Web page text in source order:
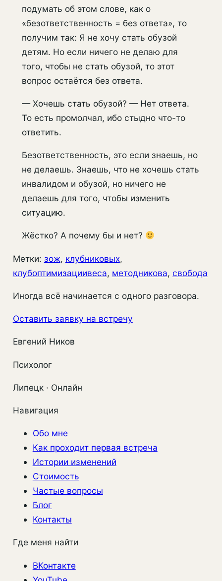
подумать об этом слове, как о
«безответственность = без ответа», то
получим так: Я не хочу стать обузой
детям. Но если ничего не делаю для
того, чтобы не стать обузой, то этот
вопрос остаётся без ответа.
— Хочешь стать обузой? — Нет ответа.
То есть промолчал, ибо стыдно что-то
ответить.
Безответственность, это если знаешь, но
не делаешь. Знаешь, что не хочешь стать
инвалидом и обузой, но ничего не
делаешь для того, чтобы изменить
ситуацию.
Жёстко? А почему бы и нет?
Метки: зож, клубниковых
клубоптимизациивеса, методникова, свобода
Иногда всё начинается с одного разговора.
Оставить заявку на встречу
Евгений Ников
Психолог
Липецк · Онлайн
Навигация
Обо мне
Как проходит первая встреча
Истории изменений
Стоимость
Частые вопросы
Блог
Контакты
Где меня найти
ВКонтакте